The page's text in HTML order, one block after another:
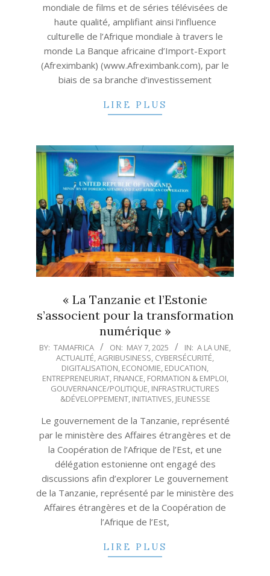
mondiale de films et de séries télévisées de
haute qualité, amplifiant ainsi l’influence
culturelle de l’Afrique mondiale à travers le
monde La Banque africaine d’Import-Export
(Afreximbank) (www.Afreximbank.com), par le
biais de sa branche d’investissement
LIRE PLUS
« La Tanzanie et l’Estonie
s’associent pour la transformation
numérique »
2025-
07
BY: TAMAFRICA ON: MAY 7, 2025 IN: A LA UNE,
ACTUALITÉ,AGRIBUSINESS, CYBERSÉCURITÉ,
DIGITALISATION, ECONOMIE, EDUCATION,
ENTREPRENEURIAT, FINANCE, FORMATION & EMPLOI,
GOUVERNANCE/POLITIQUE, INFRASTRUCTURES
&DÉVELOPPEMENT, INITIATIVES, JEUNESSE
Le gouvernement de la Tanzanie, représenté
par le ministère des Affaires étrangères et de
la Coopération de l’Afrique de l’Est, et une
délégation estonienne ont engagé des
discussions afin d’explorer Le gouvernement
de la Tanzanie, représenté par le ministère des
Affaires étrangères et de la Coopération de
l’Afrique de l’Est,
LIRE PLUS